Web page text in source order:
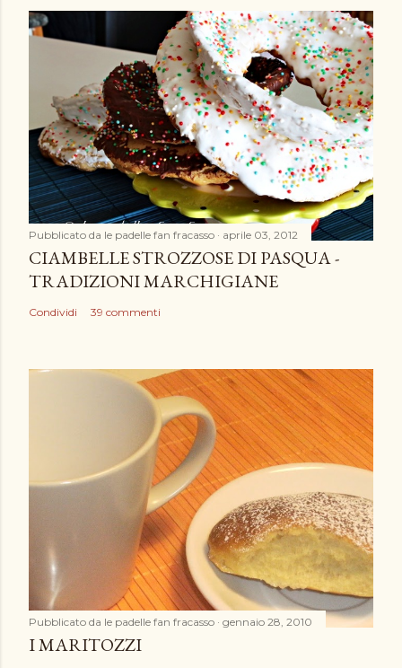
s
o
m
m
e
n
t
o
Pubblicato da le padelle fan fracasso aprile 03, 2012
CIAMBELLE STROZZOSE DI PASQUA -
TRADIZIONI MARCHIGIANE
Condividi 39 commenti
Pubblicato da le padelle fan fracasso gennaio 28, 2010
I MARITOZZI